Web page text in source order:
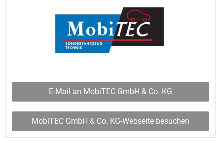
E-Mail an MobiTEC GmbH & Co. KG
MobiTEC GmbH & Co. KG-Webseite besuchen